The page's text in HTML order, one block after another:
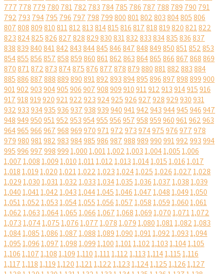
777 778 779 780 781782 783 784785 786 787 788 789 790 791
792 793 794795 796 797 798 799800801802803804805806
807808809810811812813814815816817818819820821822
823824825826827828829830831832833834835836837
838839840841842843844845846847848849850851852853
854855856857858859860861862863864865866867868869
870871872873874875876877878879880881882883884
885886887888889890891892893894895896897898899900
901902903904905906907908909910911912913914915916
917918919920921922923924925926927928929930931
932933934935936937938939940941942943944945946947
948949950951952953954955956957958959960961962963
964965966967968969970971972973974975976977978
979980981982983984985986987988989990991992993994
9959969979989991,0001,0011,0021,0031,0041,0051,006
1,0071,0081,0091,0101,0111,0121,0131,0141,0151,0161,017
1,0181,0191,0201,0211,0221,0231,0241,0251,0261,0271,028
1,0291,0301,0311,0321,0331,0341,0351,0361,0371,0381,039
1,0401,0411,0421,0431,0441,0451,0461,0471,0481,0491,050
1,0511,0521,0531,0541,0551,0561,0571,0581,0591,0601,061
1,0621,0631,0641,0651,0661,0671,0681,0691,0701,0711,072
1,0731,0741,0751,0761,0771,0781,0791,0801,0811,0821,083
1,0841,0851,0861,0871,0881,0891,0901,0911,0921,0931,094
1,0951,0961,0971,0981,0991,1001,1011,1021,1031,1041,105
1,1061,1071,1081,1091,1101,1111,1121,1131,1141,1151,116
1,1171,1181,1191,1201,1211,1221,1231,1241,1251,1261,127